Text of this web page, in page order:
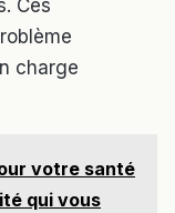
Ces
charge
votre santé
qui vous